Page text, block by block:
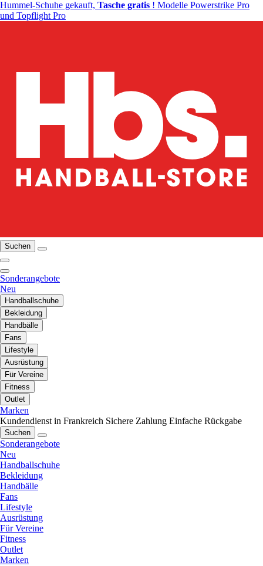
Hummel-Schuhe gekauft, Tasche gratis ! Modelle Powerstrike Pro
und Topflight Pro
Suchen
Sonderangebote
Neu
Handballschuhe
Bekleidung
Handbälle
Fans
Lifestyle
Ausrüstung
Für Vereine
Fitness
Outlet
Marken
Kundendienst in Frankreich Sichere Zahlung Einfache Rückgabe
Suchen
Sonderangebote
Neu
Handballschuhe
Bekleidung
Handbälle
Fans
Lifestyle
Ausrüstung
Für Vereine
Fitness
Outlet
Marken